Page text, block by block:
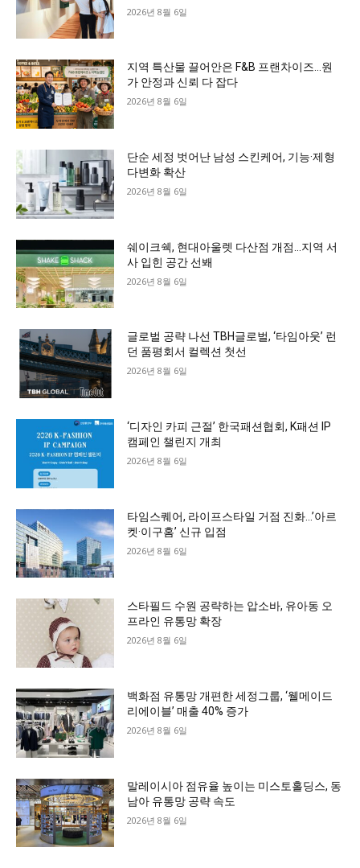
2026년 8월 6일
지역 특산물 끌어안은 F&B 프랜차이즈…원
가 안정과 신뢰 다 잡다
2026년 8월 6일
단순 세정 벗어난 남성 스킨케어, 기능·제형
다변화 확산
2026년 8월 6일
쉐이크쉑, 현대아울렛 다산점 개점…지역 서
사 입힌 공간 선봬
2026년 8월 6일
글로벌 공략 나선 TBH글로벌, ‘타임아웃’ 런
던 품평회서 컬렉션 첫선
2026년 8월 6일
‘디자인 카피 근절’ 한국패션협회, K패션 IP
캠페인 챌린지 개최
2026년 8월 6일
타임스퀘어, 라이프스타일 거점 진화…’아르
켓·이구홈’ 신규 입점
2026년 8월 6일
스타필드 수원 공략하는 압소바, 유아동 오
프라인 유통망 확장
2026년 8월 6일
백화점 유통망 개편한 세정그룹, ‘웰메이드
리에이블’ 매출 40% 증가
2026년 8월 6일
말레이시아 점유율 높이는 미스토홀딩스, 동
남아 유통망 공략 속도
2026년 8월 6일